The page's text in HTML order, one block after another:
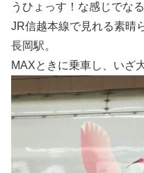
うひょっす！な感じでな
JR信越本線で見れる素晴
長岡駅。
MAXときに乗車し、いざ